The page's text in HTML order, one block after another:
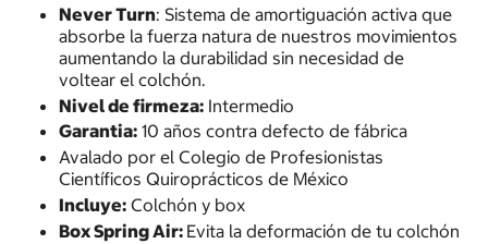
Never Turn: Sistema de amortiguación activa que
absorbe la fuerza natura de nuestros movimientos
aumentando la durabilidad sin necesidad de
voltear el colchón.
Nivel de firmeza:Intermedio
Garantia:10 años contra defecto de fábrica
Avalado por el Colegio de Profesionistas
Científicos Quiroprácticos de México
Incluye:Colchón y box
Box Spring Air: Evita la deformación de tu colchón